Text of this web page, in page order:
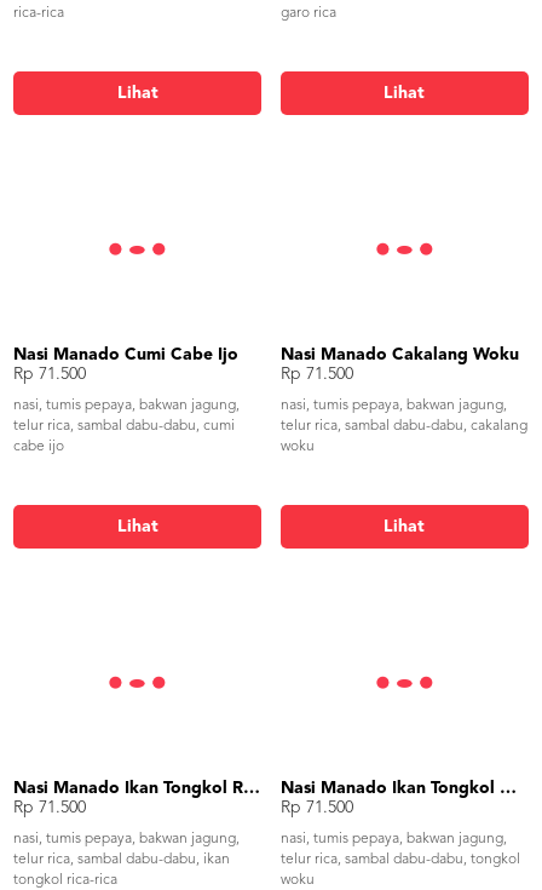
rica-rica
Lihat
garo rica
Lihat
Nasi Manado Cumi Cabe Ijo
Rp 71.500
nasi, tumis pepaya, bakwan jagung,
telur rica, sambal dabu-dabu, cumi
cabe ijo
Lihat
Nasi Manado Cakalang Woku
Rp 71.500
nasi, tumis pepaya, bakwan jagung,
telur rica, sambal dabu-dabu, cakalang
woku
Lihat
Nasi Manado Ikan Tongkol Rica-Rica
Rp 71.500
nasi, tumis pepaya, bakwan jagung,
telur rica, sambal dabu-dabu, ikan
tongkol rica-rica
Nasi Manado Ikan Tongkol Woku
Rp 71.500
nasi, tumis pepaya, bakwan jagung,
telur rica, sambal dabu-dabu, tongkol
woku